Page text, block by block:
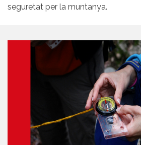
seguretat per la muntanya.